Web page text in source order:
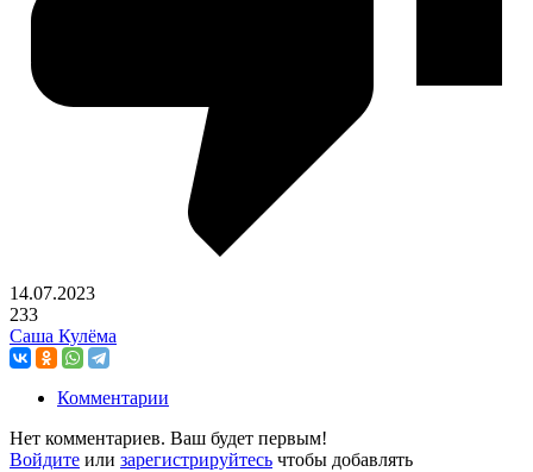
14.07.2023
233
Саша Кулёма
Комментарии
Нет комментариев. Ваш будет первым!
Войдите или зарегистрируйтесь чтобы добавлять